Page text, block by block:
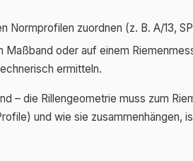
Normprofilen zuordnen (z. B. A/13,
Maßband oder auf einem
ermitteln.
– die Rillengeometrie muss zum
und wie sie zusammenhängen,